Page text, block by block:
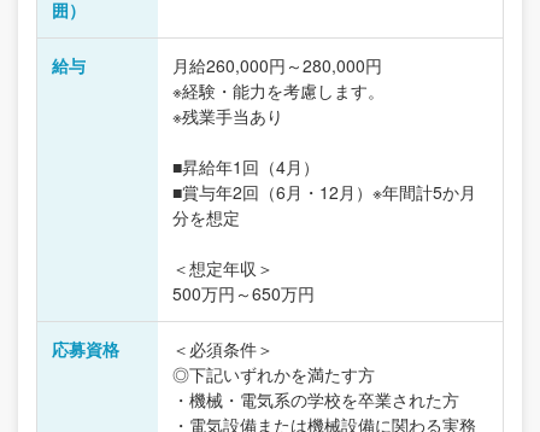
囲）
給与
月給260,000円～280,000円
※経験・能力を考慮します。
※残業手当あり
■昇給年1回（4月）
■賞与年2回（6月・12月）※年間計5か月
分を想定
＜想定年収＞
500万円～650万円
応募資格
＜必須条件＞
◎下記いずれかを満たす方
・機械・電気系の学校を卒業された方
・電気設備または機械設備に関わる実務